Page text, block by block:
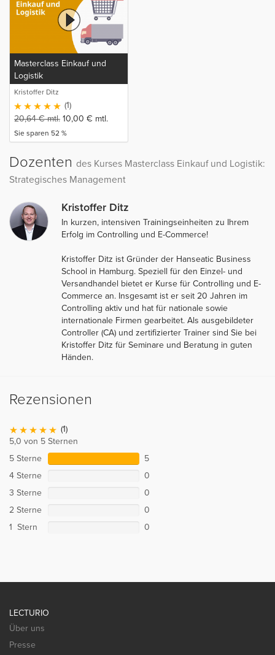
Masterclass Einkauf und
Logistik
Kristoffer Ditz
(1)
20,64€mtl. 10,00 € mtl.
Sie sparen 52 %
Dozenten des Kurses Masterclass Einkauf und Logistik:
Strategisches Management
Kristoffer Ditz
In kurzen, intensiven Trainingseinheiten zu Ihrem
Erfolg im Controlling und E-Commerce!
Kristoffer Ditz ist Gründer der Hanseatic Business
School in Hamburg. Speziell für den Einzel- und
Versandhandel bietet er Kurse für Controlling und E-
Commerce an. Insgesamt ist er seit 20 Jahren im
Controlling aktiv und hat für nationale sowie
internationale Firmen gearbeitet. Als ausgebildeter
Controller (CA) und zertifizierter Trainer sind Sie bei
Kristoffer Ditz für Seminare und Beratung in guten
Händen.
Rezensionen
(1)
5,0 von 5 Sternen
5 Sterne
5
4 Sterne
0
3 Sterne
0
2 Sterne
0
1 Stern
0
LECTURIO
Über uns
Presse